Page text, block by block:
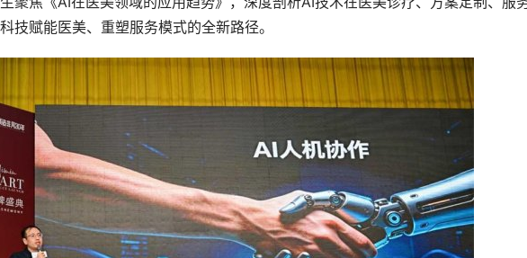
技赋能医美、重塑服务模式的全新路径。